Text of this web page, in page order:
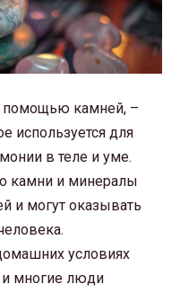
помощью камней, –
используется для
в теле и уме.
камни и минералы
и могут оказывать
условиях
и многие люди